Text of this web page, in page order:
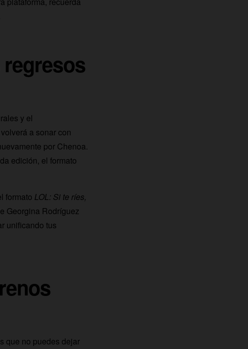
y el
a sonar con
por Chenoa.
edición, el formato
formato LOL: Si te ríes,
Georgina Rodríguez
unificando tus
que no puedes dejar